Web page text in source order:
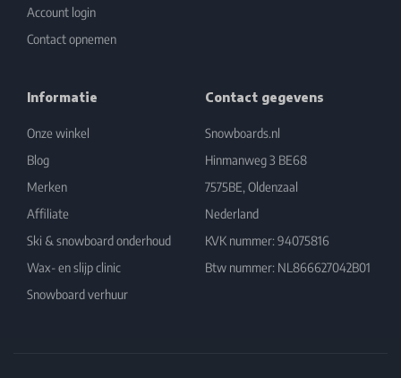
Account login
Contact opnemen
Informatie
Onze winkel
Blog
Merken
Affiliate
Ski & snowboard onderhoud
Wax- en slijp clinic
Snowboard verhuur
Contact gegevens
Snowboards.nl
Hinmanweg 3 BE68
7575BE, Oldenzaal
Nederland
KVK nummer: 94075816
Btw nummer: NL866627042B01